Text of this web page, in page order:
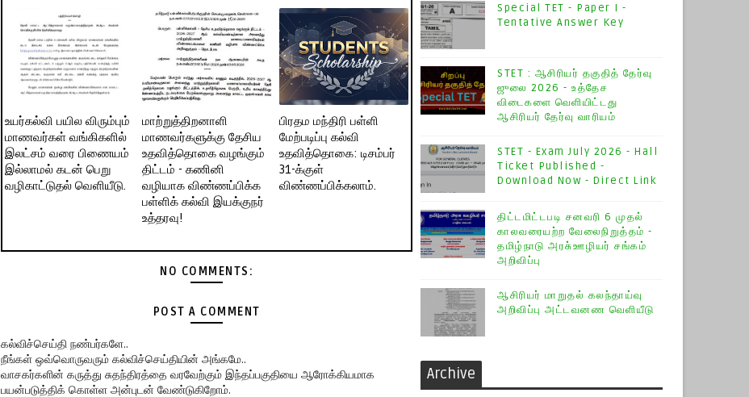
உயர்கல்வி பயில விரும்பும்
மாணவர்கள் வங்கிகளில்
இலட்சம் வரை பிணையம்
இல்லாமல் கடன் பெறு
வழிகாட்டுதல் வெளியீடு.
மாற்றுத்திறனாளி
மாணவர்களுக்கு தேசிய
உதவித்தொகை வழங்கும்
திட்டம் - கணினி
வழியாக விண்ணப்பிக்க
பள்ளிக் கல்வி இயக்குநர்
உத்தரவு!
பிரதம மந்திரி பள்ளி
மேற்படிப்பு கல்வி
உதவித்தொகை: டிசம்பர்
31-க்குள்
விண்ணப்பிக்கலாம்.
NO COMMENTS:
POST A COMMENT
கல்விச்செய்தி நண்பர்களே..
நீங்கள் ஒவ்வொருவரும் கல்விச்செய்தியின் அங்கமே..
வாசகர்களின் கருத்து சுதந்திரத்தை வரவேற்கும் இந்தப்பகுதியை ஆரோக்கியமாக
பயன்படுத்திக் கொள்ள அன்புடன் வேண்டுகிறோம்.
Special TET - Paper I -
Tentative Answer Key
STET : ஆசிரியர் தகுதித் தேர்வு
ஜுலை 2026 - உத்தேச
விடைகளை வெளியிட்டது
ஆசிரியர் தேர்வு வாரியம்
STET - Exam July 2026 - Hall
Ticket Published -
Download Now - Direct Link
திட்டமிட்டபடி சனவரி 6 முதல்
காலவரையற்ற வேலைநிறுத்தம் -
தமிழ்நாடு அரசு்ஊழியர் சங்கம்
அறிவிப்பு
ஆசிரியர் மாறுதல் கலந்தாய்வு
அறிவிப்பு அட்டவனண வெளியீடு
Archive